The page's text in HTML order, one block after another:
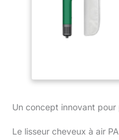
Un concept innovant
Le lisseur cheveux à air